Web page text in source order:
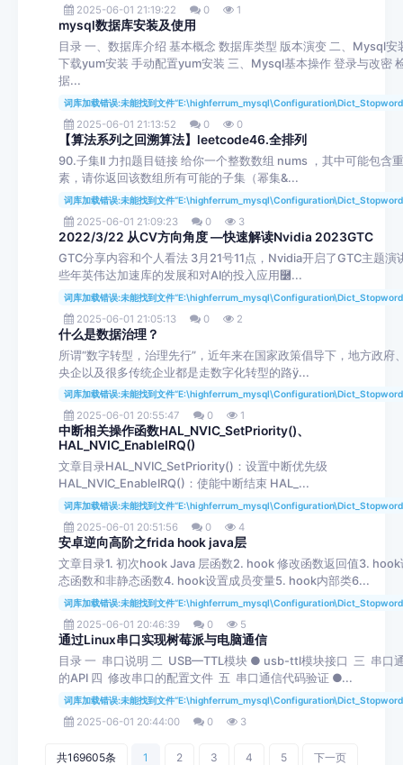
2025-06-01 21:19:22 0 1
mysql数据库安装及使用
目录 一、数据库介绍 基本概念 数据库类型 版本演变 二、Mysql安
下载yum安装 手动配置yum安装 三、Mysql基本操作 登录与改密
据...
词库加载错误:未能找到文件
2025-06-01 21:13:52 0 0
【算法系列之回溯算法】leetcode46.全排列
90.子集II 力扣题目链接 给你一个整数数组 nums ，其中可能包含
素，请你返回该数组所有可能的子集（幂集&...
词库加载错误:未能找到文件
2025-06-01 21:09:23 0 3
2022/3/22 从CV方向角度 —快速解读Nvidia 2023GTC
GTC分享内容和个人看法 3月21号11点，Nvidia开启了GTC主题演
些年英伟达加速库的发展和对AI的投入应用࿰...
词库加载错误:未能找到文件
2025-06-01 21:05:13 0 2
什么是数据治理？
所谓“数字转型，治理先行”，近年来在国家政策倡导下，地方政府
央企以及很多传统企业都是走数字化转型的路ÿ...
词库加载错误:未能找到文件
2025-06-01 20:55:47 0 1
中断相关操作函数HAL_NVIC_SetPriority()、
HAL_NVIC_EnableIRQ()
文章目录HAL_NVIC_SetPriority()：设置中断优先级
HAL_NVIC_EnableIRQ()：使能中断结束 HAL_...
词库加载错误:未能找到文件
2025-06-01 20:51:56 0 4
安卓逆向高阶之frida hook java层
文章目录1. 初次hook Java 层函数2. hook 修改函数返回值3. hook
态函数和非静态函数4. hook设置成员变量5. hook内部类6...
词库加载错误:未能找到文件
2025-06-01 20:46:39 0 5
通过Linux串口实现树莓派与电脑通信
目录 一 串口说明 二 USB—TTL模块 ● usb-ttl模块接口 三 串口
的API 四 修改串口的配置文件 五 串口通信代码验证 ●...
词库加载错误:未能找到文件
2025-06-01 20:44:00 0 3
共169605条 1 2 3 4 5 下一页